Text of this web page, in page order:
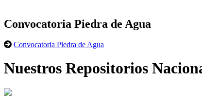
Convocatoria Piedra de Agua
Convocatoria Piedra de Agua
Nuestros Repositorios